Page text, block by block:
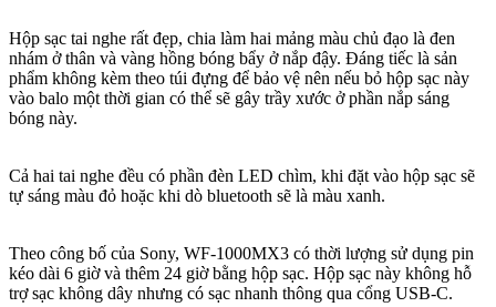
Hộp sạc tai nghe rất đẹp, chia làm hai mảng màu chủ đạo là đen
nhám ở thân và vàng hồng bóng bẩy ở nắp đậy. Đáng tiếc là sản
phẩm không kèm theo túi đựng để bảo vệ nên nếu bỏ hộp sạc này
vào balo một thời gian có thể sẽ gây trầy xước ở phần nắp sáng
bóng này.
Cả hai tai nghe đều có phần đèn LED chìm, khi đặt vào hộp sạc sẽ
tự sáng màu đỏ hoặc khi dò bluetooth sẽ là màu xanh.
Theo công bố của Sony, WF-1000MX3 có thời lượng sử dụng pin
kéo dài 6 giờ và thêm 24 giờ bằng hộp sạc. Hộp sạc này không hỗ
trợ sạc không dây nhưng có sạc nhanh thông qua cổng USB-C.